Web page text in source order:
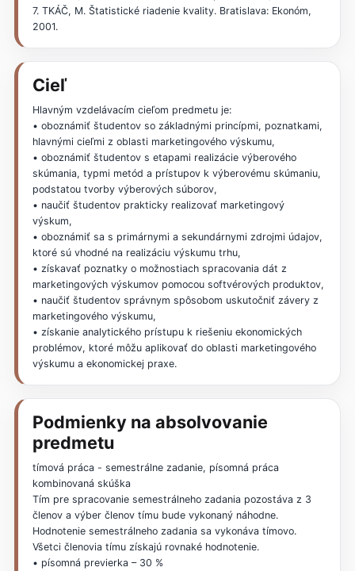
7. TKÁČ, M. Štatistické riadenie kvality. Bratislava: Ekonóm,
2001.
Cieľ
Hlavným vzdelávacím cieľom predmetu je:
• oboznámiť študentov so základnými princípmi, poznatkami,
hlavnými cieľmi z oblasti marketingového výskumu,
• oboznámiť študentov s etapami realizácie výberového
skúmania, typmi metód a prístupov k výberovému skúmaniu,
podstatou tvorby výberových súborov,
• naučiť študentov prakticky realizovať marketingový
výskum,
• oboznámiť sa s primárnymi a sekundárnymi zdrojmi údajov,
ktoré sú vhodné na realizáciu výskumu trhu,
• získavať poznatky o možnostiach spracovania dát z
marketingových výskumov pomocou softvérových produktov,
• naučiť študentov správnym spôsobom uskutočniť závery z
marketingového výskumu,
• získanie analytického prístupu k riešeniu ekonomických
problémov, ktoré môžu aplikovať do oblasti marketingového
výskumu a ekonomickej praxe.
Podmienky na absolvovanie
predmetu
tímová práca - semestrálne zadanie, písomná práca
kombinovaná skúška
Tím pre spracovanie semestrálneho zadania pozostáva z 3
členov a výber členov tímu bude vykonaný náhodne.
Hodnotenie semestrálneho zadania sa vykonáva tímovo.
Všetci členovia tímu získajú rovnaké hodnotenie.
• písomná previerka – 30 %